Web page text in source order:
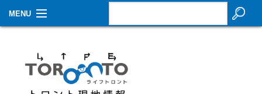
MENU
生活情報
その他